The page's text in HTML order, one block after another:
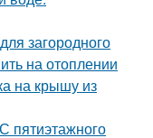
загородного
на отоплении
на крышу из
пятиэтажного